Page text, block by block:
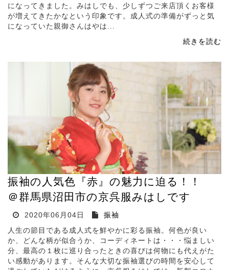
になってきました。みはしでも、少しずつご来店頂くお客様
が増えてきたかなという印象です。成人式の準備がずっと気
になっていた親御さんはやは...
続きを読む
振袖の人気色『赤』の魅力に迫る！！
＠群馬県沼田市の京呉服みはしです
2020年06月04日
振袖
人生の節目である成人式を鮮やかに彩る振袖。何色が良い
か、どんな柄が似合うか、コーディネートは・・・悩ましい
分、最高の１枚に巡り合ったときの喜びは何物にも代えがた
い感動があります。そんな大切な振袖選びの時間を安心して